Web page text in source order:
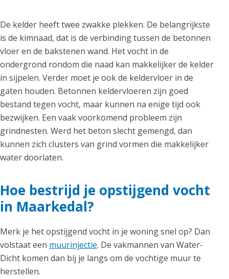
De kelder heeft twee zwakke plekken. De belangrijkste
is de kimnaad, dat is de verbinding tussen de betonnen
vloer en de bakstenen wand. Het vocht in de
ondergrond rondom die naad kan makkelijker de kelder
in sijpelen. Verder moet je ook de keldervloer in de
gaten houden. Betonnen keldervloeren zijn goed
bestand tegen vocht, maar kunnen na enige tijd ook
bezwijken. Een vaak voorkomend probleem zijn
grindnesten. Werd het beton slecht gemengd, dan
kunnen zich clusters van grind vormen die makkelijker
water doorlaten.
Hoe bestrijd je opstijgend vocht
in Maarkedal?
Merk je het opstijgend vocht in je woning snel op? Dan
volstaat een muurinjectie. De vakmannen van Water-
Dicht komen dan bij je langs om de vochtige muur te
herstellen.